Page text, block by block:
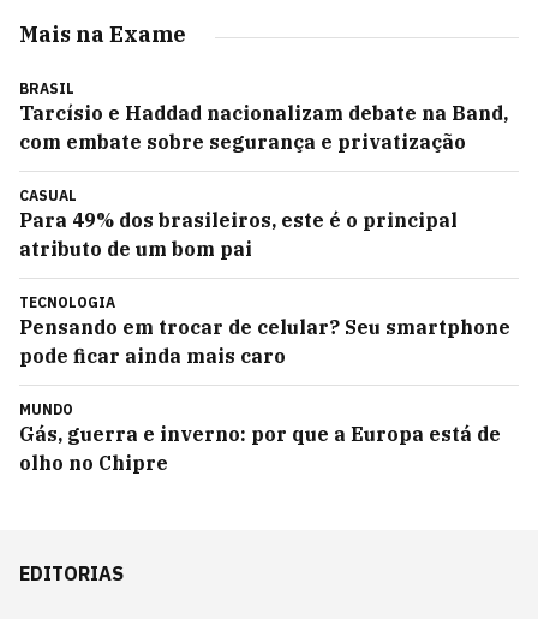
Mais na Exame
BRASIL
Tarcísio e Haddad nacionalizam debate na Band,
com embate sobre segurança e privatização
CASUAL
Para 49% dos brasileiros, este é o principal
atributo de um bom pai
TECNOLOGIA
Pensando em trocar de celular? Seu smartphone
pode ficar ainda mais caro
MUNDO
Gás, guerra e inverno: por que a Europa está de
olho no Chipre
EDITORIAS